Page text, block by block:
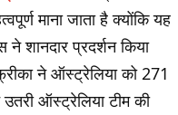
माना जाता है क्‍योंकि यह
ने शानदार प्रदर्शन किया
ने ऑस्‍ट्रेलिया को 271
उतरी ऑस्‍ट्रेलिया टीम की